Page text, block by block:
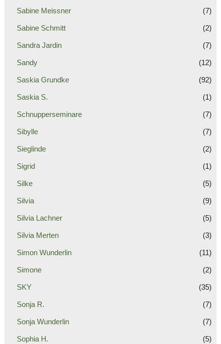
Sabine Meissner (7)
Sabine Schmitt (2)
Sandra Jardin (7)
Sandy (12)
Saskia Grundke (92)
Saskia S. (1)
Schnupperseminare (7)
Sibylle (7)
Sieglinde (2)
Sigrid (1)
Silke (5)
Silvia (9)
Silvia Lachner (5)
Silvia Merten (3)
Simon Wunderlin (11)
Simone (2)
SKY (35)
Sonja R. (7)
Sonja Wunderlin (7)
Sophia H. (5)